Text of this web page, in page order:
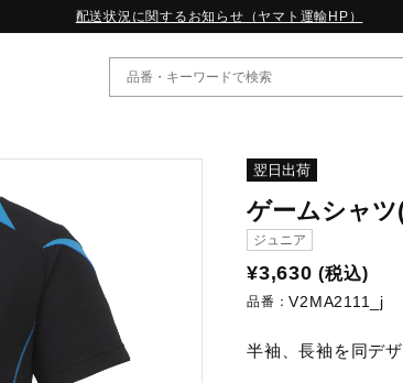
配送状況に関するお知らせ（ヤマト運輸HP）
WP13.2｜特集
MORELIA LS｜特集
W.PROPHECY1｜特集
WP MAGIC MITA｜特集
WP STRAP｜特集
スペシャルカラーパック｜特集
WP STRAP 2｜特集
翌日出荷
ゲームシャ
ジュニア
¥3,630 (税込)
品番：V2MA2111_j
半袖、長袖を同デ